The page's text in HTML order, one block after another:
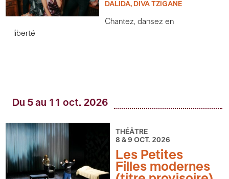
DALIDA, DIVA TZIGANE
Chantez, dansez en
liberté
Du 5 au 11 oct. 2026
THÉÂTRE
8 & 9 OCT. 2026
Les Petites
Filles modernes